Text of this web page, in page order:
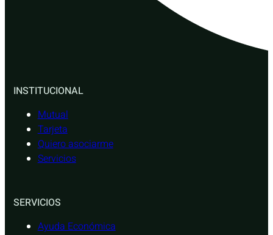
INSTITUCIONAL
Mutual
Tarjeta
Quiero asociarme
Servicios
SERVICIOS
Ayuda Económica